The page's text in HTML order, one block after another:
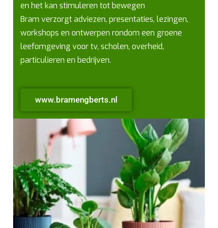
en het kan stimuleren tot bewegen
Bram verzorgt adviezen, presentaties, lezingen,
workshops en ontwerpen rondom een groene
leefomgeving voor tv, scholen, overheid,
particulieren en bedrijven.
www.bramengberts.nl